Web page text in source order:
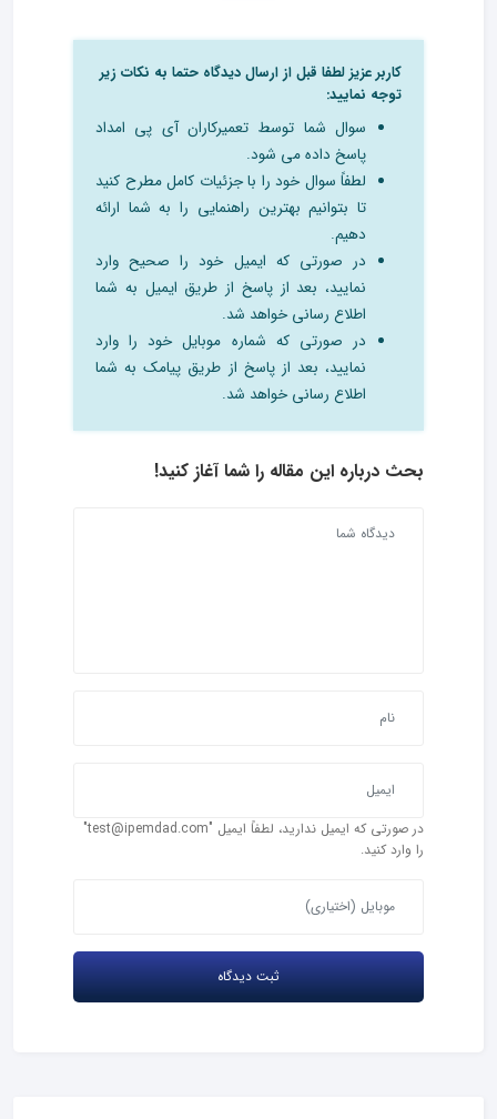
کاربر عزیز لطفا قبل از ارسال دیدگاه حتما به نکات زیر
توجه نمایید:
سوال شما توسط تعمیرکاران آی پی امداد
پاسخ داده می شود.
لطفاً سوال خود را با جزئیات کامل مطرح کنید
تا بتوانیم بهترین راهنمایی را به شما ارائه
دهیم.
در صورتی که ایمیل خود را صحیح وارد
نمایید، بعد از پاسخ از طریق ایمیل به شما
اطلاع رسانی خواهد شد.
در صورتی که شماره موبایل خود را وارد
نمایید، بعد از پاسخ از طریق پیامک به شما
اطلاع رسانی خواهد شد.
بحث درباره این مقاله را شما آغاز کنید!
در صورتی که ایمیل ندارید، لطفاً ایمیل "test@ipemdad.com"
را وارد کنید.